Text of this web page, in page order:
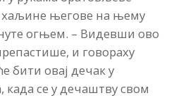
његове на њему
огњем. – Видевши ово
и говораху
бити овај дечак у
када се у дечаштву свом